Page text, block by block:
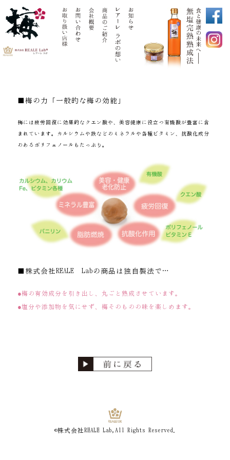
■梅の力「一般的な梅の効能」
梅には疲労回復に効果的なクエン酸や、美容健康に役立つ有機酸が豊富に含
まれています。カルシウムや鉄などのミネラルや各種ビタミン、抗酸化成分
のあるポリフェノールもたっぷり。
■株式会社REALE Labの商品は独自製法で…
●梅の有効成分を引き出し、丸ごと熟成させています。
●塩分や添加物を気にせず、梅そのものの味を楽しめます。
©株式会社REALE Lab,All Rights Reserved.